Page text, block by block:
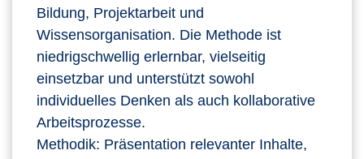
Bildung, Projektarbeit und
Wissensorganisation. Die Methode ist
niedrigschwellig erlernbar, vielseitig
einsetzbar und unterstützt sowohl
individuelles Denken als auch kollaborative
Arbeitsprozesse.
Methodik: Präsentation relevanter Inhalte,